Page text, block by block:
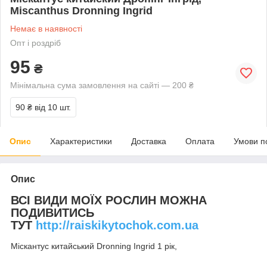
Miscanthus Dronning Ingrid
Немає в наявності
Опт і роздріб
95 ₴
Мінімальна сума замовлення на сайті — 200 ₴
90 ₴ від 10 шт.
Опис Характеристики Доставка Оплата Умови
Опис
ВСІ ВИДИ МОЇХ РОСЛИН МОЖНА
ПОДИВИТИСЬ
ТУТ http://raiskikytochok.com.ua
Міскантус китайський Dronning Ingrid 1 рік,